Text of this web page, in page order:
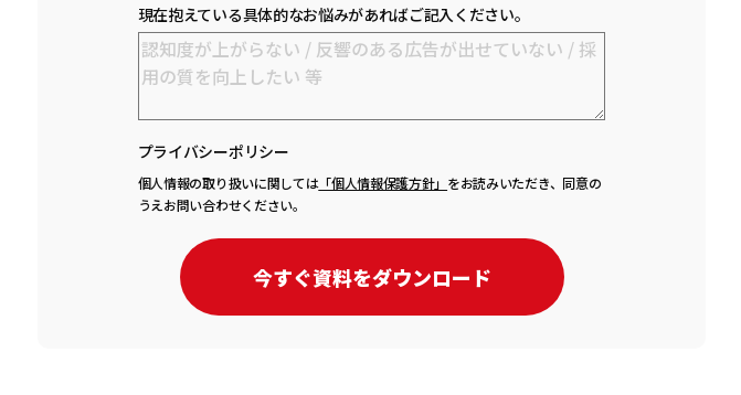
現在抱えている具体的なお悩みがあればご記入ください。
プライバシーポリシー
個人情報の取り扱いに関しては「個人情報保護方針」 をお読みいただき、同意の
うえお問い合わせください。